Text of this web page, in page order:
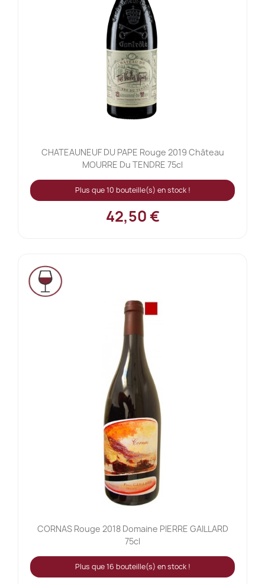
CHATEAUNEUF DU PAPE Rouge 2019 Château
MOURRE Du TENDRE 75cl
Plus que 10 bouteille(s) en stock !
42,50 €
CORNAS Rouge 2018 Domaine PIERRE GAILLARD
75cl
Plus que 16 bouteille(s) en stock !